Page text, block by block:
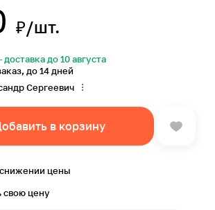
₽/шт.
до 10 августа
до 14 дней
Сергеевич
в корзину
цены
свою цену